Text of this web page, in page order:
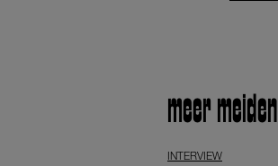
meer meiden
INTERVIEW